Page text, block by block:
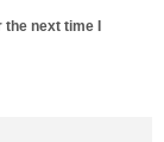
next time I